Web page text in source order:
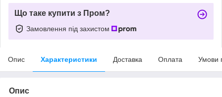
Що таке купити з Пром?
Замовлення під захистом
Опис Характеристики Доставка Оплата Умови
Опис